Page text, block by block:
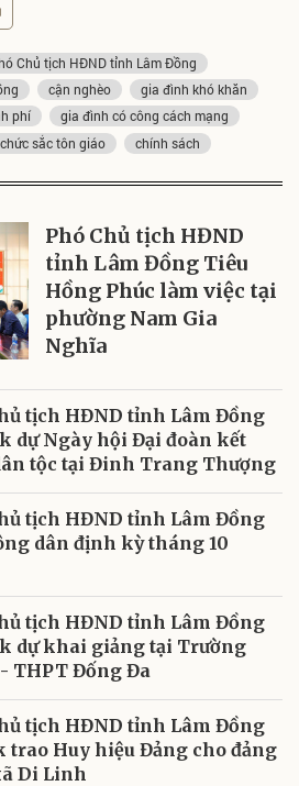
Chủ tịch HĐND tỉnh Lâm Đồng
cận nghèo
gia đình khó khăn
phí
gia đình có công cách mạng
chức sắc tôn giáo chính sách
Phó Chủ tịch HĐND
tỉnh Lâm Đồng Tiêu
Hồng Phúc làm việc tại
phường Nam Gia
Nghĩa
tịch HĐND tỉnh Lâm Đồng
dự Ngày hội Đại đoàn kết
tộc tại Đinh Trang Thượng
tịch HĐND tỉnh Lâm Đồng
dân định kỳ tháng 10
tịch HĐND tỉnh Lâm Đồng
dự khai giảng tại Trường
- THPT Đống Đa
tịch HĐND tỉnh Lâm Đồng
trao Huy hiệu Đảng cho đảng
Di Linh